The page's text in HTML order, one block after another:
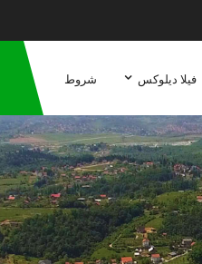
فيلا ديلوكس شروط